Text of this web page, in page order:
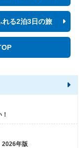
れる2泊3日の旅
2026年版